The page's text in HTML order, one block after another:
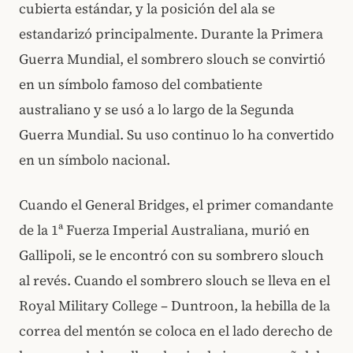
cubierta estándar, y la posición del ala se
estandarizó principalmente. Durante la Primera
Guerra Mundial, el sombrero slouch se convirtió
en un símbolo famoso del combatiente
australiano y se usó a lo largo de la Segunda
Guerra Mundial. Su uso continuo lo ha convertido
en un símbolo nacional.
Cuando el General Bridges, el primer comandante
de la 1ª Fuerza Imperial Australiana, murió en
Gallipoli, se le encontró con su sombrero slouch
al revés. Cuando el sombrero slouch se lleva en el
Royal Military College – Duntroon, la hebilla de la
correa del mentón se coloca en el lado derecho de